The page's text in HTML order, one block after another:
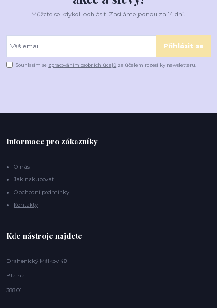
Můžete se kdykoli odhlásit. Zasíláme jednou za 14 dní.
Přihlásit se
Souhlasím se zpracováním osobních údajů za účelem rozesílky newsletteru.
Informace pro zákazníky
O nás
Jak nakupovat
Obchodní podmínky
Kontakty
Kde nástroje najdete
Drahenický Málkov 48
Blatná
388 01